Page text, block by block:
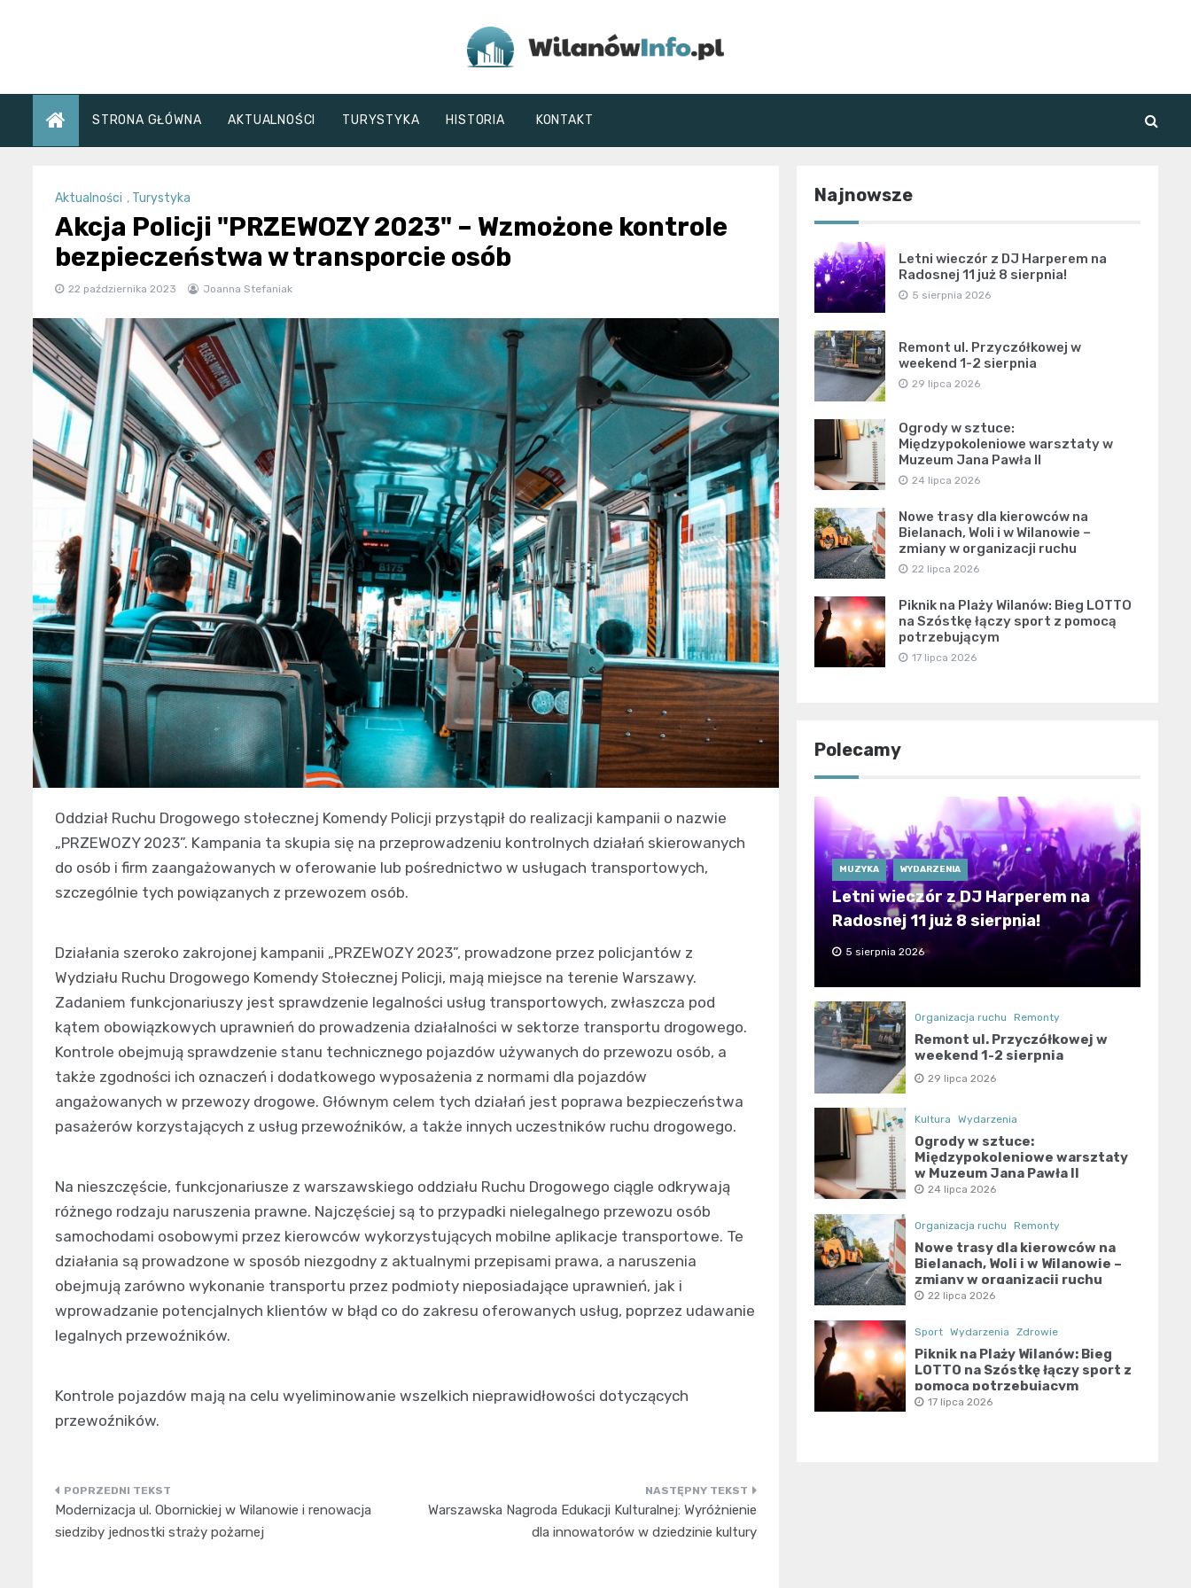
WilanówInfo.pl
STRONA GŁÓWNA AKTUALNOŚCI TURYSTYKA HISTORIA KONTAKT
Aktualności , Turystyka
Akcja Policji "PRZEWOZY 2023" – Wzmożone kontrole
bezpieczeństwa w transporcie osób
22 października 2023 Joanna Stefaniak
Oddział Ruchu Drogowego stołecznej Komendy Policji przystąpił do realizacji kampanii o nazwie
„PRZEWOZY 2023”. Kampania ta skupia się na przeprowadzeniu kontrolnych działań skierowanych
do osób i firm zaangażowanych w oferowanie lub pośrednictwo w usługach transportowych,
szczególnie tych powiązanych z przewozem osób.
Działania szeroko zakrojonej kampanii „PRZEWOZY 2023”, prowadzone przez policjantów z
Wydziału Ruchu Drogowego Komendy Stołecznej Policji, mają miejsce na terenie Warszawy.
Zadaniem funkcjonariuszy jest sprawdzenie legalności usług transportowych, zwłaszcza pod
kątem obowiązkowych uprawnień do prowadzenia działalności w sektorze transportu drogowego.
Kontrole obejmują sprawdzenie stanu technicznego pojazdów używanych do przewozu osób, a
także zgodności ich oznaczeń i dodatkowego wyposażenia z normami dla pojazdów
angażowanych w przewozy drogowe. Głównym celem tych działań jest poprawa bezpieczeństwa
pasażerów korzystających z usług przewoźników, a także innych uczestników ruchu drogowego.
Na nieszczęście, funkcjonariusze z warszawskiego oddziału Ruchu Drogowego ciągle odkrywają
różnego rodzaju naruszenia prawne. Najczęściej są to przypadki nielegalnego przewozu osób
samochodami osobowymi przez kierowców wykorzystujących mobilne aplikacje transportowe. Te
działania są prowadzone w sposób niezgodny z aktualnymi przepisami prawa, a naruszenia
obejmują zarówno wykonanie transportu przez podmioty nieposiadające uprawnień, jak i
wprowadzanie potencjalnych klientów w błąd co do zakresu oferowanych usług, poprzez udawanie
legalnych przewoźników.
Kontrole pojazdów mają na celu wyeliminowanie wszelkich nieprawidłowości dotyczących
przewoźników.
Nawigacja
wpisu
Modernizacja ul. Obornickiej w Wilanowie i renowacja
siedziby jednostki straży pożarnej
Warszawska Nagroda Edukacji Kulturalnej: Wyróżnienie
dla innowatorów w dziedzinie kultury
Najnowsze
Letni wieczór z DJ Harperem na
Radosnej 11 już 8 sierpnia!
5 sierpnia 2026
Remont ul. Przyczółkowej w
weekend 1-2 sierpnia
29 lipca 2026
Ogrody w sztuce:
Międzypokoleniowe warsztaty w
Muzeum Jana Pawła II
24 lipca 2026
Nowe trasy dla kierowców na
Bielanach, Woli i w Wilanowie –
zmiany w organizacji ruchu
22 lipca 2026
Piknik na Plaży Wilanów: Bieg LOTTO
na Szóstkę łączy sport z pomocą
potrzebującym
17 lipca 2026
Polecamy
MUZYKA WYDARZENIA
Letni wieczór z DJ Harperem na
Radosnej 11 już 8 sierpnia!
5 sierpnia 2026
Organizacja ruchu Remonty
Remont ul. Przyczółkowej w
weekend 1-2 sierpnia
29 lipca 2026
Kultura Wydarzenia
Ogrody w sztuce:
Międzypokoleniowe warsztaty
w Muzeum Jana Pawła II
24 lipca 2026
Organizacja ruchu Remonty
Nowe trasy dla kierowców na
Bielanach, Woli i w Wilanowie –
zmiany w organizacji ruchu
22 lipca 2026
Sport Wydarzenia Zdrowie
Piknik na Plaży Wilanów: Bieg
LOTTO na Szóstkę łączy sport z
pomocą potrzebującym
17 lipca 2026